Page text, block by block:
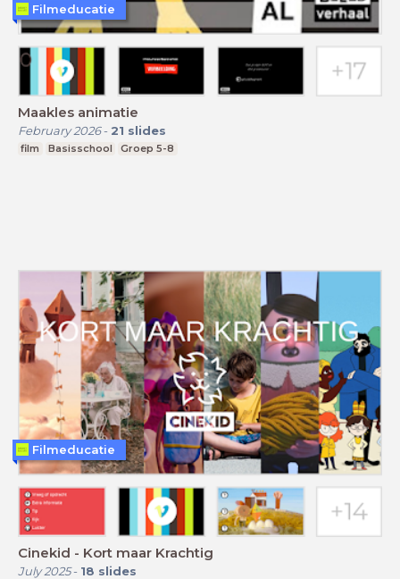
Maakles animatie
February 2026- 21 slides
film Basisschool Groep 5-8
Filmeducatie
Cinekid - Kort maar Krachtig
July 2025- 18 slides
Filmeducatie